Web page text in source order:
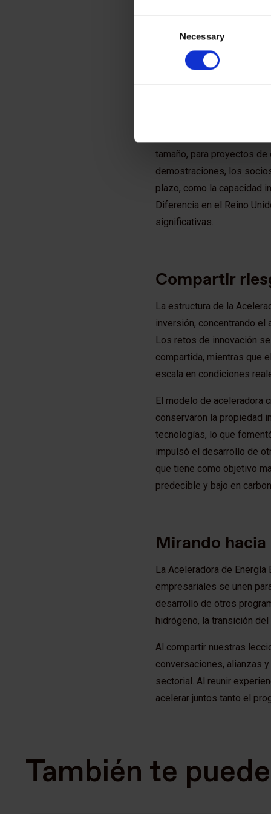
Necessary
Otro factor clave para el
en el marco de políticas
inversión del sector
tamaño, para proyectos
demostraciones, los
plazo, como la capacidad
Diferencia en el Reino
significativas.
Compartir
La estructura de la
inversión, concentrando el
Los retos de innovación
compartida, mientras que
escala en condiciones
El modelo de aceleradora
conservaron la propiedad
tecnologías, lo que
impulsó el desarrollo de
que tiene como objetivo
predecible y bajo en
Mirando
La Aceleradora de
empresariales se unen
desarrollo de otros
hidrógeno, la transición
Al compartir nuestras
conversaciones, alianzas
sectorial. Al reunir
acelerar juntos tanto el
También te